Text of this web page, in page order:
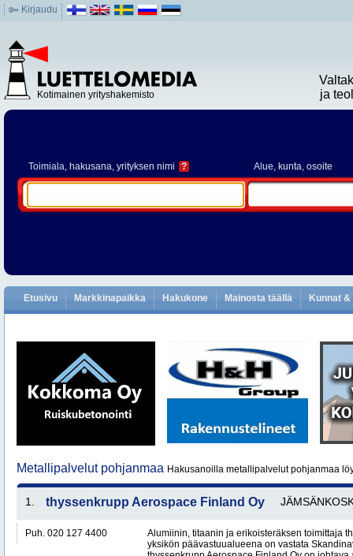
Kirjaudu
Kotimainen yrityshakemisto
ja
Toimiala, hakusana, yrityksen nimi ? Alue, kunta, osoite
Etusivu Markkinapaikka Hakukone Mainosta täällä Kunnat
Metallipalvelut pohjanmaa Hakusanoilla metallipalvelut pohjanmaa
1. thyssenkrupp Aerospace Finland Oy
Puh. 020 127 4400
Alumiinin, titaanin ja erikoisteräksen toimittaja
yksikön päävastuualueena on vastata